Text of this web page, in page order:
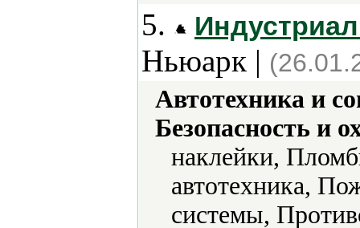
5.
Ньюарк |
Автотехника и
Безопасность и
наклейки,
автотехника,
системы,